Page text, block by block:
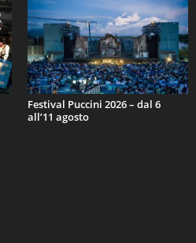
Festival Puccini 2026 – dal 6
all’11 agosto